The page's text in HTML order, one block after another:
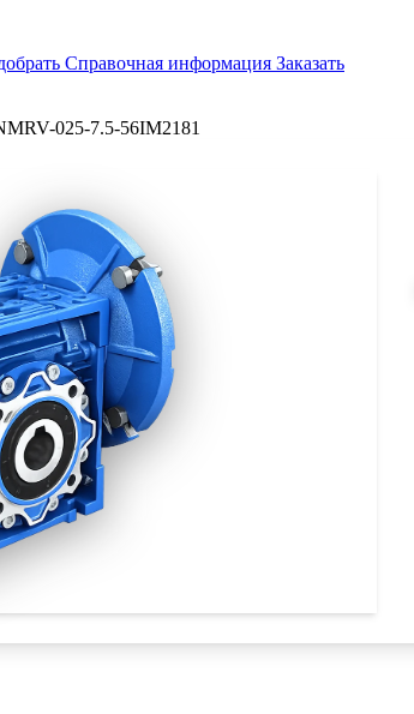
Справочная информация Заказать
025-7.5-56IM2181